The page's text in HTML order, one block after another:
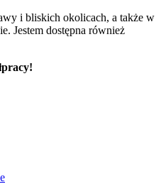
i bliskich okolicach, a także w
Jestem dostępna również